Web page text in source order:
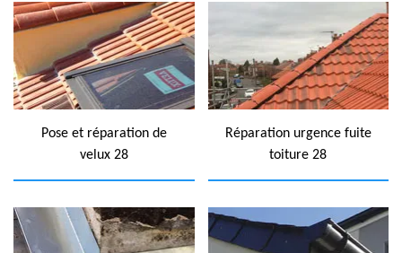
Pose et réparation de
velux 28
Réparation urgence fuite
toiture 28